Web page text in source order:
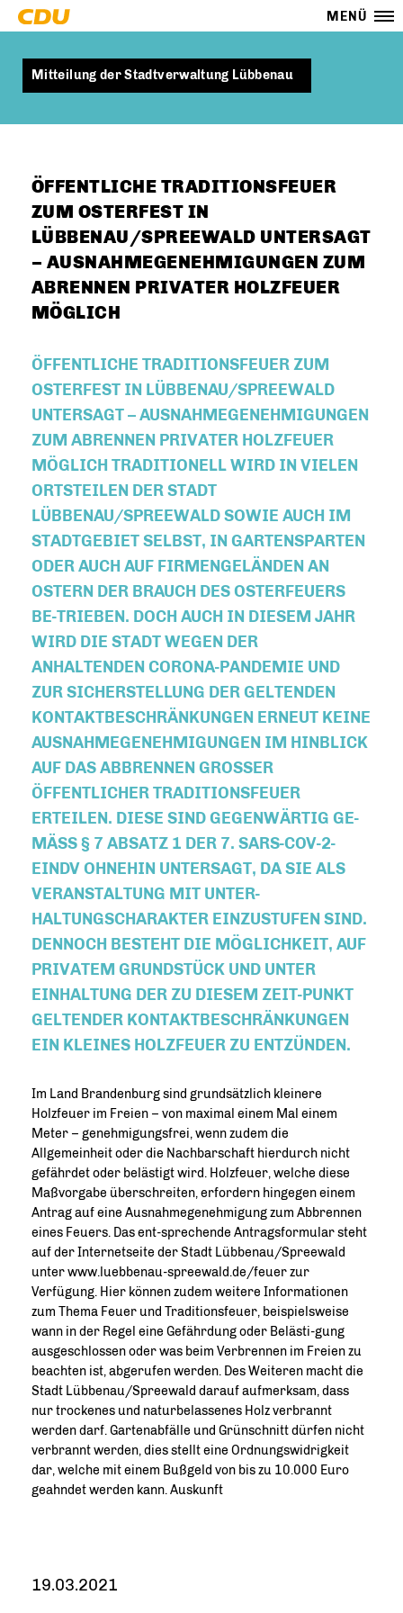
MENÜ
Mitteilung der Stadtverwaltung Lübbenau
ÖFFENTLICHE TRADITIONSFEUER
ZUM OSTERFEST IN
LÜBBENAU/SPREEWALD UNTERSAGT
– AUSNAHMEGENEHMIGUNGEN ZUM
ABRENNEN PRIVATER HOLZFEUER
MÖGLICH
ÖFFENTLICHE TRADITIONSFEUER ZUM
OSTERFEST IN LÜBBENAU/SPREEWALD
UNTERSAGT – AUSNAHMEGENEHMIGUNGEN
ZUM ABRENNEN PRIVATER HOLZFEUER
MÖGLICH TRADITIONELL WIRD IN VIELEN
ORTSTEILEN DER STADT
LÜBBENAU/SPREEWALD SOWIE AUCH IM
STADTGEBIET SELBST, IN GARTENSPARTEN
ODER AUCH AUF FIRMENGELÄNDEN AN
OSTERN DER BRAUCH DES OSTERFEUERS
BE-TRIEBEN. DOCH AUCH IN DIESEM JAHR
WIRD DIE STADT WEGEN DER
ANHALTENDEN CORONA-PANDEMIE UND
ZUR SICHERSTELLUNG DER GELTENDEN
KONTAKTBESCHRÄNKUNGEN ERNEUT KEINE
AUSNAHMEGENEHMIGUNGEN IM HINBLICK
AUF DAS ABBRENNEN GROSSER Ö
FFENTLICHER TRADITIONSFEUER E
RTEILEN. DIESE SIND GEGENWÄRTIG GE-M
ÄSS § 7 ABSATZ 1 DER 7. SARS-COV-2-EI
NDV OHNEHIN UNTERSAGT, DA SIE ALS VE
RANSTALTUNG MIT UNTER-HA
LTUNGSCHARAKTER EINZUSTUFEN SIND. D
ENNOCH BESTEHT DIE MÖGLICHKEIT, AUF PR
IVATEM GRUNDSTÜCK UND UNTER EI
NHALTUNG DER ZU DIESEM ZEIT-PUNKT GE
LTENDER KONTAKTBESCHRÄNKUNGEN EI
N KLEINES HOLZFEUER ZU ENTZÜNDEN.
Im Land Brandenburg sind grundsätzlich kleinere
Holzfeuer im Freien – von maximal einem Mal einem
Meter – genehmigungsfrei, wenn zudem die
Allgemeinheit oder die Nachbarschaft hierdurch nicht
gefährdet oder belästigt wird. Holzfeuer, welche diese
Maßvorgabe überschreiten, erfordern hingegen einem
Antrag auf eine Ausnahmegenehmigung zum Abbrennen
eines Feuers. Das ent-sprechende Antragsformular steht
auf der Internetseite der Stadt Lübbenau/Spreewald
unter www.luebbenau-spreewald.de/feuer zur
Verfügung. Hier können zudem weitere Informationen
zum Thema Feuer und Traditionsfeuer, beispielsweise
wann in der Regel eine Gefährdung oder Belästi-gung
ausgeschlossen oder was beim Verbrennen im Freien zu
beachten ist, abgerufen werden. Des Weiteren macht die
Stadt Lübbenau/Spreewald darauf aufmerksam, dass
nur trockenes und naturbelassenes Holz verbrannt
werden darf. Gartenabfälle und Grünschnitt dürfen nicht
verbrannt werden, dies stellt eine Ordnungswidrigkeit
dar, welche mit einem Bußgeld von bis zu 10.000 Euro
geahndet werden kann. Auskunft
19.03.2021